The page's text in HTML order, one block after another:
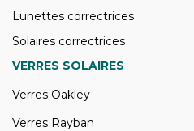
Lunettes correctrices
Solaires correctrices
VERRES SOLAIRES
Verres Oakley
Verres Rayban